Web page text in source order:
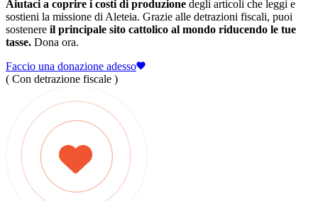
Aiutaci a coprire i costi di produzione degli articoli che leggi e
sostieni la missione di Aleteia. Grazie alle detrazioni fiscali, puoi
sostenere il principale sito cattolico al mondo riducendo le tue
tasse. Dona ora.
Faccio una donazione adesso
( Con detrazione fiscale )